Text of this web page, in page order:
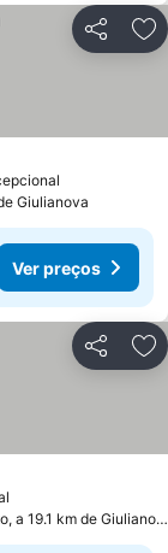
Partilhar
Giulianova
Ver preços
Partilhar
San Benedetto del Tronto, a 19.1 km de Giulianova